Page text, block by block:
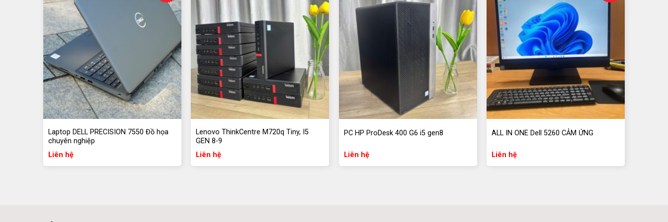
Máy tính AMD Ryzen 7 2700x GTX 1070 Ti được trang bị RAM DDRR4 16GB Trident Z RGB
3000 Mhz, cho phép các ứng dụng được khởi động nhanh chóng và sử dụng mượt mà mà
không gặp trở ngại.
Ổ đĩa SSD 256GB NVME WD cũng được tích hợp trong máy tính này, mang lại tốc độ
đọc/ghi dữ liệu cực kỳ nhanh chóng, giúp người dùng lưu trữ và truy cập dữ liệu nhanh chóng
hơn bao giờ hết.
Laptop DELL PRECISION 7550 Đồ họa
chuyên nghiệp
Liên hệ
Lenovo ThinkCentre M720q Tiny, I5
GEN 8-9
Liên hệ
PC HP ProDesk 400 G6 i5 gen8
Liên hệ
ALL IN ONE Dell 5260 CẢM ỨNG
Liên hệ